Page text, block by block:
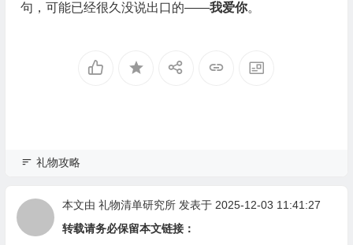
句，可能已经很久没说出口的——我爱你。
礼物攻略
本文由 礼物清单研究所发表于 2025-12-03 11:41:27
转载请务必保留本文链接：